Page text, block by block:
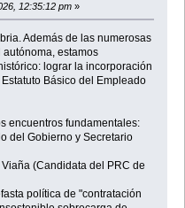
12:35:12 pm»
Además de las numerosas
estamos
lograr la incorporación
Básico del Empleado
encuentros fundamentales:
del Gobierno y Secretario
(Candidata del PRC de
política de "contratación